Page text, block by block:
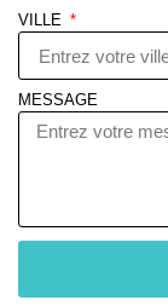
VILLE
MESSAGE